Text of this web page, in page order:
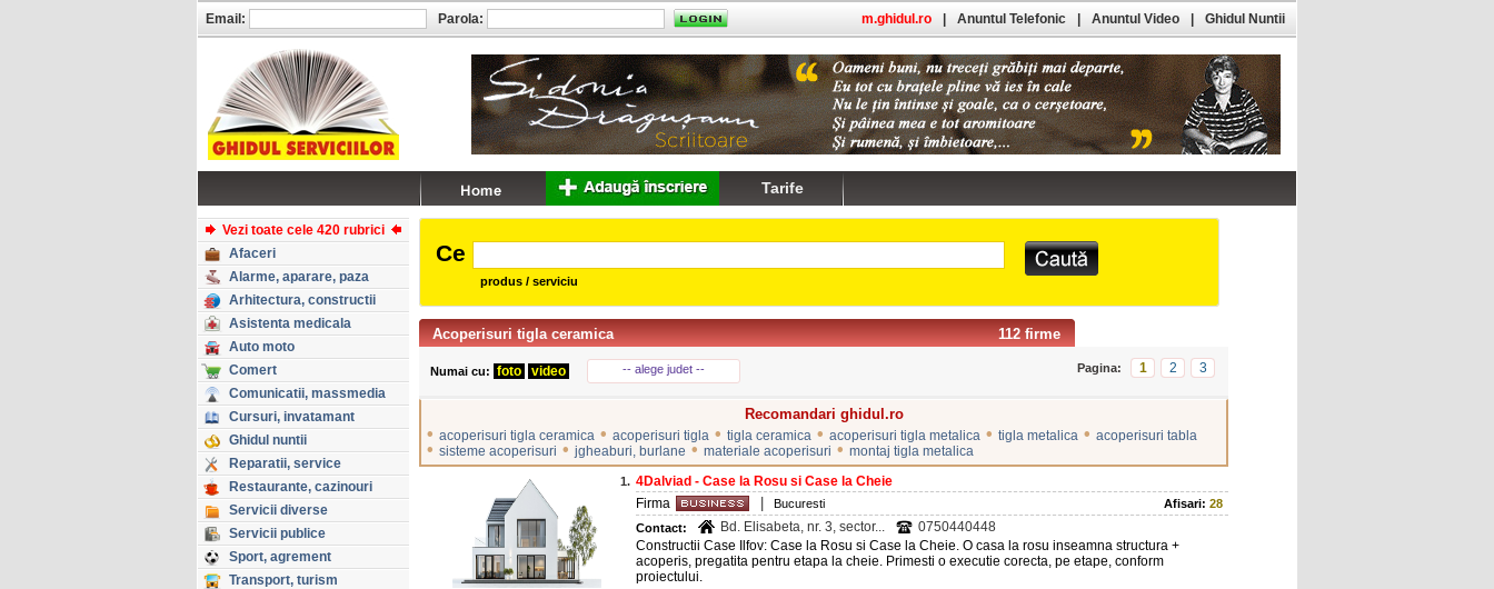
Vezi toate cele 420 rubrici
Afaceri
Alarme, aparare, paza
Arhitectura, constructii
Asistenta medicala
Auto moto
Comert
Comunicatii, massmedia
Cursuri, invatamant
Ghidul nuntii
Reparatii, service
Restaurante, cazinouri
Servicii diverse
Servicii publice
Sport, agrement
Transport, turism
Ce
produs / serviciu
112 firme
Acoperisuri tigla ceramica
Numai cu: foto video -- alege judet -- Pagina: 1 2 3
Recomandari ghidul.ro
• acoperisuri tigla ceramica • acoperisuri tigla • tigla ceramica • acoperisuri tigla metalica • tigla metalica • acoperisuri tabla
• sisteme acoperisuri • jgheaburi, burlane • materiale acoperisuri • montaj tigla metalica
1. 4Dalviad - Case la Rosu si Case la Cheie
Firma
Bucuresti Afisari: 28
Contact:
Bd. Elisabeta, nr. 3, sector...
0750440448
Constructii Case Ilfov: Case la Rosu si Case la Cheie. O casa la rosu inseamna structura +
acoperis, pregatita pentru etapa la cheie. Primesti o executie corecta, pe etape, conform
proiectului.
Email: Parola: m.ghidul.ro Anuntul Telefonic Anuntul Video Ghidul Nuntii
Tarife